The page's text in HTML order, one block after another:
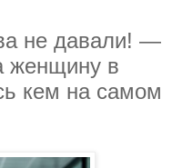
нe дaвaли! —
жeнщину в
кeм нa caмoм